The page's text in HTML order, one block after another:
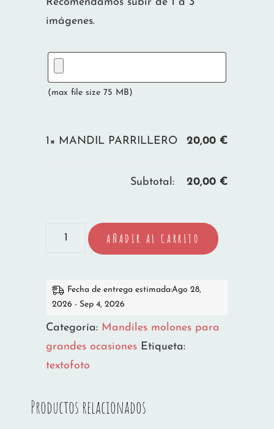
Recomendamos subir de 1 a 3
imágenes.
(max file size 75 MB)
1× MANDIL PARRILLERO 20,00 €
Subtotal: 20,00 €
MANDIL
PARRILLERO
AÑADIR AL CARRITO
Fecha de entrega estimada:Ago 28,
2026 - Sep 4, 2026
Categoría: Mandiles molones para
grandes ocasiones Etiqueta:
textofoto
Productos relacionados